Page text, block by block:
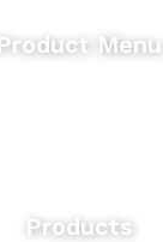
Product Menu
Products